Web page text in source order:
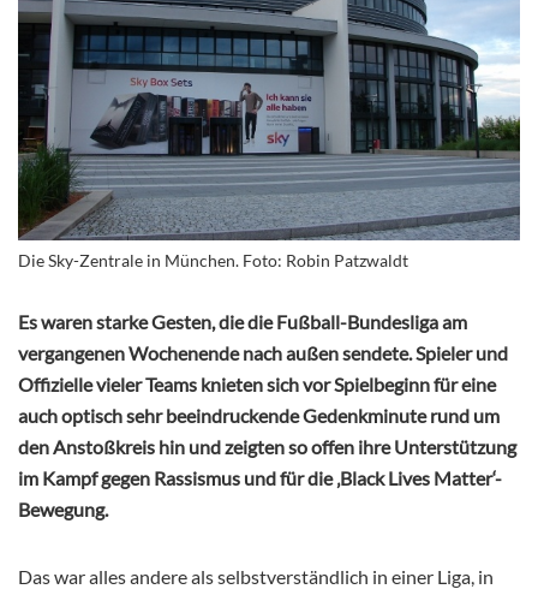
Die Sky-Zentrale in München. Foto: Robin Patzwaldt
Es waren starke Gesten, die die Fußball-Bundesliga am
vergangenen Wochenende nach außen sendete. Spieler und
Offizielle vieler Teams knieten sich vor Spielbeginn für eine
auch optisch sehr beeindruckende Gedenkminute rund um
den Anstoßkreis hin und zeigten so offen ihre Unterstützung
im Kampf gegen Rassismus und für die ‚Black Lives Matter‘-
Bewegung.
Das war alles andere als selbstverständlich in einer Liga, in